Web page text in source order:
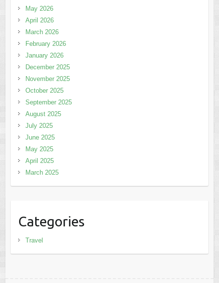
May 2026
April 2026
March 2026
February 2026
January 2026
December 2025
November 2025
October 2025
September 2025
August 2025
July 2025
June 2025
May 2025
April 2025
March 2025
Categories
Travel